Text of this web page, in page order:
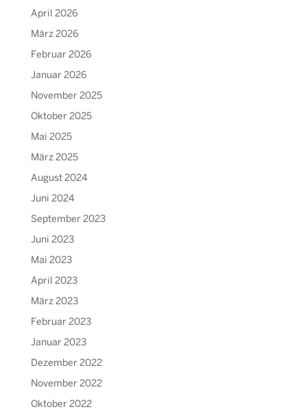
April 2026
März 2026
Februar 2026
Januar 2026
November 2025
Oktober 2025
Mai 2025
März 2025
August 2024
Juni 2024
September 2023
Juni 2023
Mai 2023
April 2023
März 2023
Februar 2023
Januar 2023
Dezember 2022
November 2022
Oktober 2022